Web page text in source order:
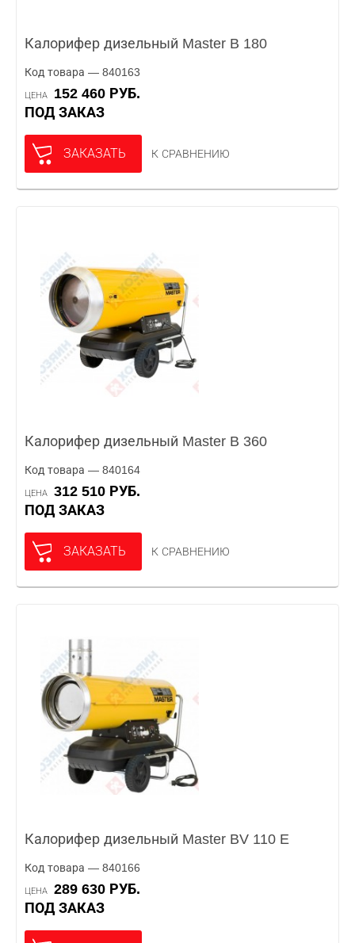
Калорифер дизельный Master B 180
Код товара — 840163
ЦЕНА
152 460 РУБ.
ПОД ЗАКАЗ
ЗАКАЗАТЬ К СРАВНЕНИЮ
Калорифер дизельный Master B 360
Код товара — 840164
ЦЕНА
312 510 РУБ.
ПОД ЗАКАЗ
ЗАКАЗАТЬ К СРАВНЕНИЮ
Калорифер дизельный Master BV 110 E
Код товара — 840166
ЦЕНА
289 630 РУБ.
ПОД ЗАКАЗ